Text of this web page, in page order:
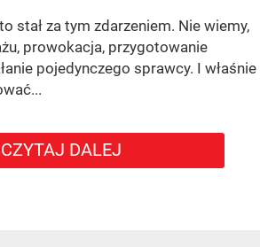
stał za tym zdarzeniem. Nie wiemy,
prowokacja, przygotowanie
pojedynczego sprawcy. I właśnie
CZYTAJ DALEJ